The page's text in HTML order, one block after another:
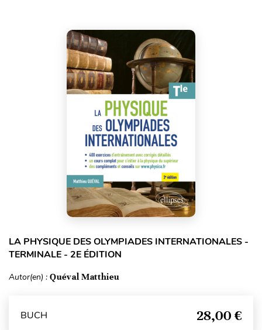
LA PHYSIQUE DES OLYMPIADES INTERNATIONALES -
TERMINALE - 2E ÉDITION
Autor(en) : Quéval Matthieu
BUCH 28,00 €